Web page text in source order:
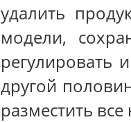
удалить
модели,
регулировать
другой
разместить